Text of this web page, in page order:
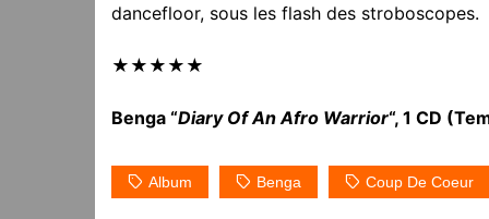
dancefloor, sous les flash des stroboscopes.
★★★★★
Benga “Diary Of An Afro Warrior“, 1 CD
Album Benga Coup De Coeur